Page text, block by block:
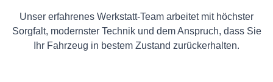
Unser erfahrenes Werkstatt-Team arbeitet mit höchster
Sorgfalt, modernster Technik und dem Anspruch, dass Sie
Ihr Fahrzeug in bestem Zustand zurückerhalten.